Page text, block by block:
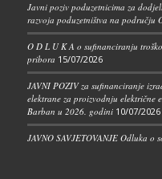
Javni poziv poduzetnicima za
razvoja poduzetništva na području
O D L U K A o sufinanciranju
pribora 15/07/2026
JAVNI POZIV za sufinanciranje
elektrane za proizvodnju električne
Barban u 2026. godini 10/07/2026
JAVNO SAVJETOVANJE Odluka